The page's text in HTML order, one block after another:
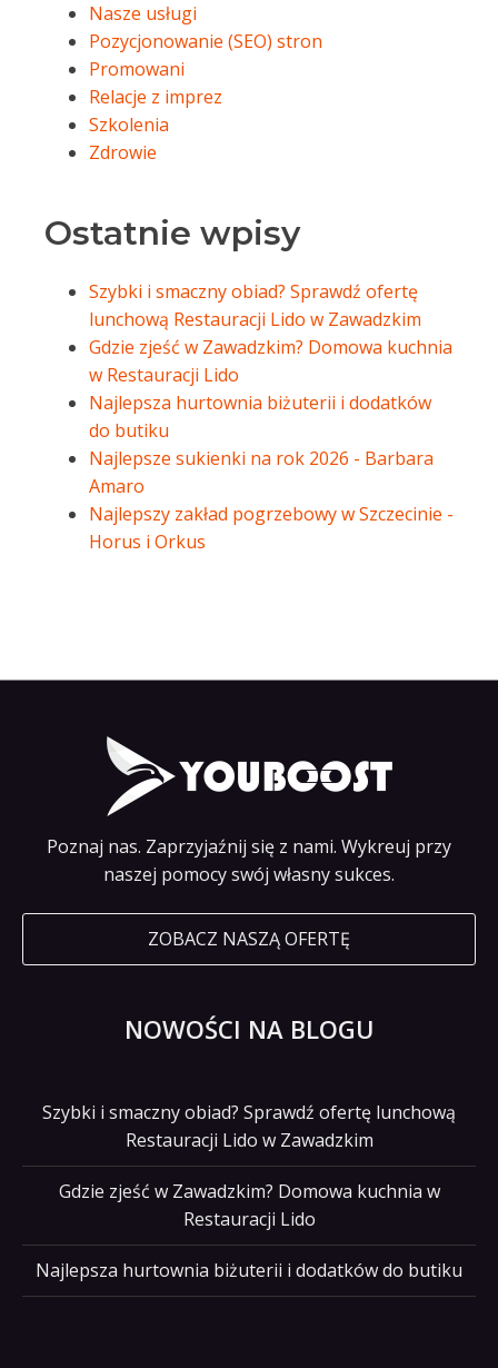
Nasze usługi
Pozycjonowanie (SEO) stron
Promowani
Relacje z imprez
Szkolenia
Zdrowie
Ostatnie wpisy
Szybki i smaczny obiad? Sprawdź ofertę
lunchową Restauracji Lido w Zawadzkim
Gdzie zjeść w Zawadzkim? Domowa kuchnia
w Restauracji Lido
Najlepsza hurtownia biżuterii i dodatków
do butiku
Najlepsze sukienki na rok 2026 - Barbara
Amaro
Najlepszy zakład pogrzebowy w Szczecinie -
Horus i Orkus
Poznaj nas. Zaprzyjaźnij się z nami. Wykreuj przy
naszej pomocy swój własny sukces.
ZOBACZ NASZĄ OFERTĘ
NOWOŚCI NA BLOGU
Szybki i smaczny obiad? Sprawdź ofertę lunchową
Restauracji Lido w Zawadzkim
Gdzie zjeść w Zawadzkim? Domowa kuchnia w
Restauracji Lido
Najlepsza hurtownia biżuterii i dodatków do butiku